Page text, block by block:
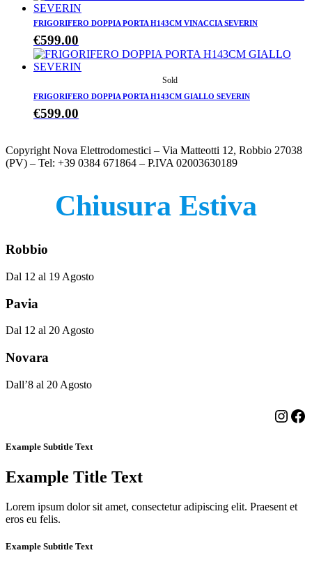
FRIGORIFERO DOPPIA PORTA H143CM VINACCIA SEVERIN
€599.00
FRIGORIFERO DOPPIA PORTA H143CM GIALLO SEVERIN
€599.00
Copyright Nova Elettrodomestici – Via Matteotti 12, Robbio 27038
(PV) – Tel: +39 0384 671864 – P.IVA 02003630189
Chiusura Estiva
Robbio
Dal 12 al 19 Agosto
Pavia
Dal 12 al 20 Agosto
Novara
Dall’8 al 20 Agosto
Example Subtitle Text
Example Title Text
Lorem ipsum dolor sit amet, consectetur adipiscing elit. Praesent et
eros eu felis.
Example Subtitle Text